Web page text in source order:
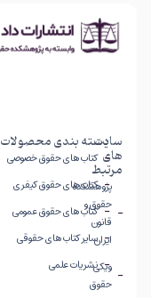
سایت
های
مرتبط
پژوهشکده
حقوق و
قانون
ایران
ویکی
حقوق
دسته بندی محصولات
کتاب های حقوق خصوصی
کتاب های حقوق کیفری
کتاب های حقوق عمومی
سایر کتاب های حقوقی
نشریات علمی